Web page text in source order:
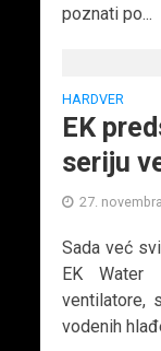
poznati po...
HARDVER
EK
seriju
27.
Sada već
EK Water
ventilatore,
vodenih